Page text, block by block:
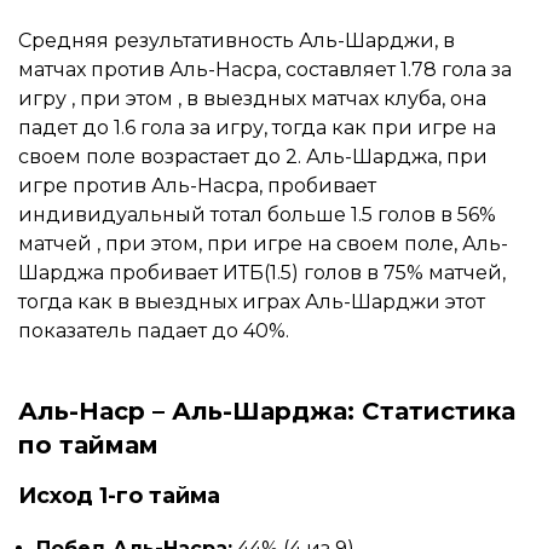
Средняя результативность Аль-Шарджи, в
матчах против Аль-Насра, составляет 1.78 гола за
игру , при этом , в выездных матчах клуба, она
падет до 1.6 гола за игру, тогда как при игре на
своем поле возрастает до 2. Аль-Шарджа, при
игре против Аль-Насра, пробивает
индивидуальный тотал больше 1.5 голов в 56%
матчей , при этом, при игре на своем поле, Аль-
Шарджа пробивает ИТБ(1.5) голов в 75% матчей,
тогда как в выездных играх Аль-Шарджи этот
показатель падает до 40%.
Аль-Наср – Аль-Шарджа: Статистика
по таймам
Исход 1-го тайма